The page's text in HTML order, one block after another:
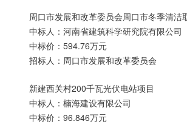
周口市发展和改革委员会周口市冬季清
中标人：河南省建筑科学研究院有限公司
中标价：594.76万元
招标人：周口市发展和改革委员会
新建西关村200千瓦光伏电站项目
中标人：楠海建设有限公司
中标价：96.846万元